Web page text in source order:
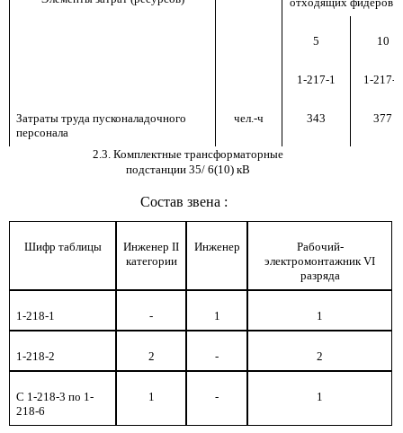
5 10
1-217-1 1-217-2
Затраты труда пусконаладочного
персонала
чел.-ч 343 377
2.3. Комплектные трансформаторные
подстанции 35/ 6(10) кВ
Состав звена :
Шифр таблицы Инженер II
категории
Инженер
Рабочий-
электромонтажник VI
разряда
1-218-1 - 1 1
1-218-2 2 - 2
С 1-218-3 по 1-
218-6
1 - 1